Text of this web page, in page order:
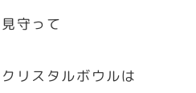
守って
リスタルボウルは